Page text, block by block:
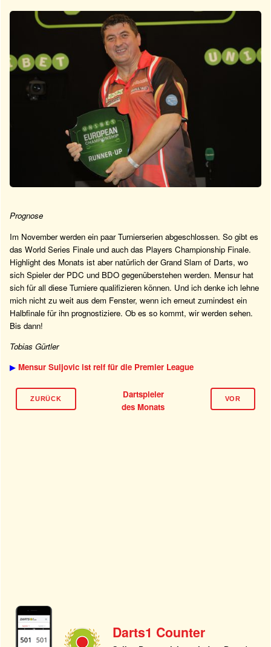
Prognose
Im November werden ein paar Turnierserien abgeschlossen. So gibt es
das World Series Finale und auch das Players Championship Finale.
Highlight des Monats ist aber natürlich der Grand Slam of Darts, wo
sich Spieler der PDC und BDO gegenüberstehen werden. Mensur hat
sich für all diese Turniere qualifizieren können. Und ich denke ich lehne
mich nicht zu weit aus dem Fenster, wenn ich erneut zumindest ein
Halbfinale für ihn prognostiziere. Ob es so kommt, wir werden sehen.
Bis dann!
Tobias Gürtler
▶ Mensur Suljovic ist reif für die Premier League
ZURÜCK
Dartspieler
des Monats
VOR
Darts1 Counter